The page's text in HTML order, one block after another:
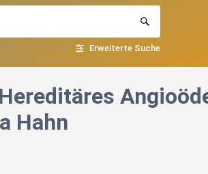
Erweiterte Suche
Hahn